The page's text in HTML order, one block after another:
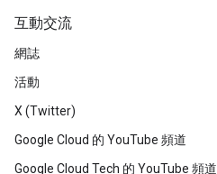
互動交流
網誌
活動
X (Twitter)
Google Cloud 的 YouTube 頻道
Google Cloud Tech 的 YouTube 頻道